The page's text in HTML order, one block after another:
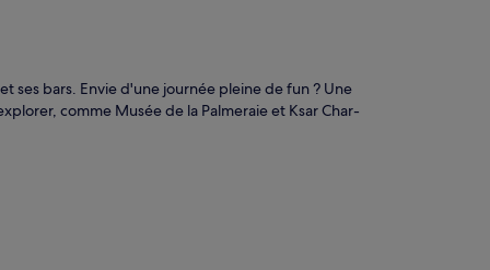
ses bars. Envie d'une journée pleine de fun ? Une
comme Musée de la Palmeraie et Ksar Char-